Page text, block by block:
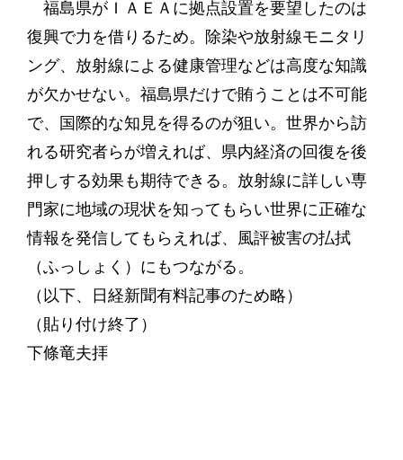
福島県がＩＡＥＡに拠点設置を要望したのは
復興で力を借りるため。除染や放射線モニタリ
ング、放射線による健康管理などは高度な知識
が欠かせない。福島県だけで賄うことは不可能
で、国際的な知見を得るのが狙い。世界から訪
れる研究者らが増えれば、県内経済の回復を後
押しする効果も期待できる。放射線に詳しい専
門家に地域の現状を知ってもらい世界に正確な
情報を発信してもらえれば、風評被害の払拭
（ふっしょく）にもつながる。
（以下、日経新聞有料記事のため略）
（貼り付け終了）
下條竜夫拝